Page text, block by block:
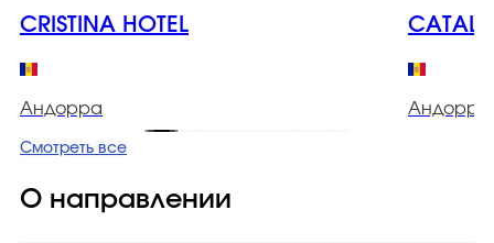
CRISTINA HOTEL
Андорра Андорра
Смотреть все
О направлении